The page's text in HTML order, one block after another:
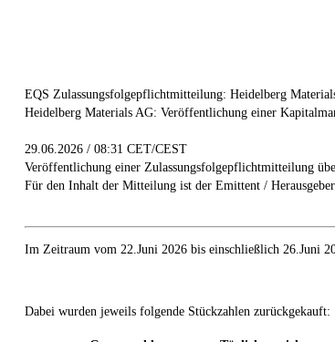
EQS Zulassungsfolgepflichtmitteilung: Heidelberg
Heidelberg Materials AG: Veröffentlichung einer
29.06.2026 / 08:31 CET/CEST
Veröffentlichung einer Zulassungsfolgepflichtmitteilung
Für den Inhalt der Mitteilung ist der Emittent /
Im Zeitraum vom 22.Juni 2026 bis einschließlich 26.Juni
Dabei wurden jeweils folgende Stückzahlen zurückgekauft: